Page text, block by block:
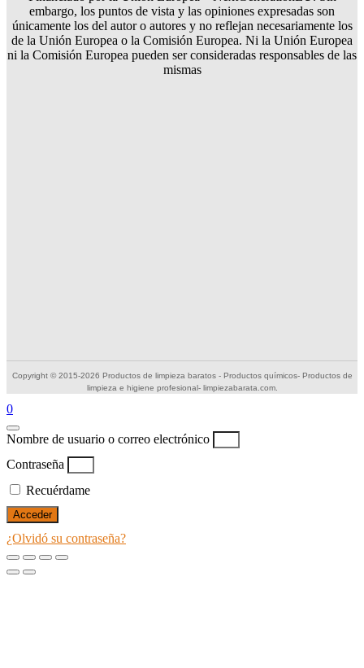
embargo, los puntos de vista y las opiniones expresadas son
únicamente los del autor o autores y no reflejan necesariamente los
de la Unión Europea o la Comisión Europea. Ni la Unión Europea
ni la Comisión Europea pueden ser consideradas responsables de las
mismas
Copyright © 2015-2026 Productos de limpieza baratos - Productos químicos- Productos de
limpieza e higiene profesional- limpiezabarata.com.
0
Nombre de usuario o correo electrónico
Contraseña
Recuérdame
Acceder
¿Olvidó su contraseña?